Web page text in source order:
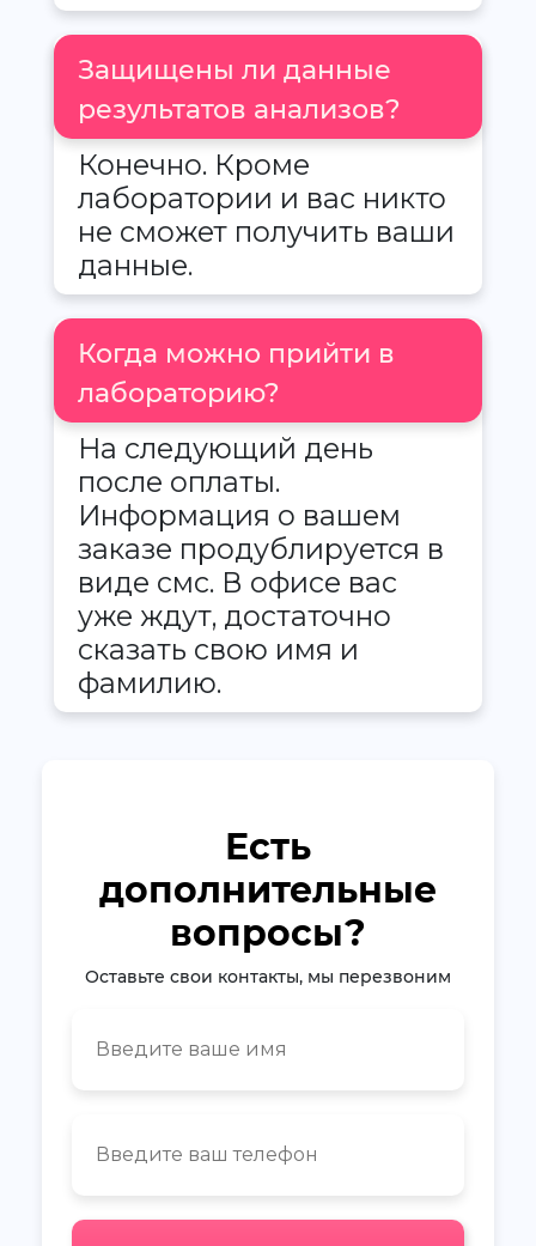
Защищены ли данные
результатов анализов?
Конечно. Кроме
лаборатории и вас никто
не сможет получить ваши
данные.
Когда можно прийти в
лабораторию?
На следующий день
после оплаты.
Информация о вашем
заказе продублируется в
виде смс. В офисе вас
уже ждут, достаточно
сказать свою имя и
фамилию.
Есть
дополнительные
вопросы?
Оставьте свои контакты, мы перезвоним